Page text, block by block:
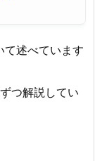
て述べています
つ解説してい